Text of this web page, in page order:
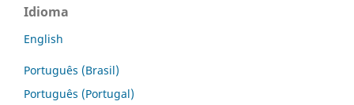
Idioma
English
Português (Brasil)
Português (Portugal)